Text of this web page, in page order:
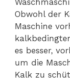
Obwohl der
Maschine
es besser,
um die
Kalk zu